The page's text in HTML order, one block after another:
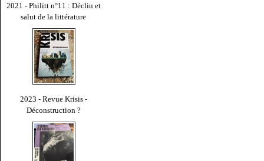
2021 - Philitt n°11 : Déclin et
salut de la littérature
2023 - Revue Krisis -
Déconstruction ?